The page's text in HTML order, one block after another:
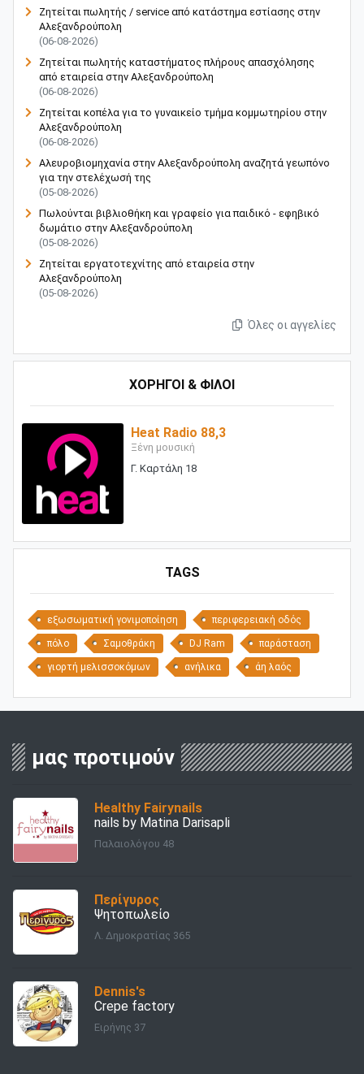
Ζητείται πωλητής / service από κατάστημα εστίασης στην
Αλεξανδρούπολη
(06-08-2026)
Ζητείται πωλητής καταστήματος πλήρους απασχόλησης
από εταιρεία στην Αλεξανδρούπολη
(06-08-2026)
Ζητείται κοπέλα για το γυναικείο τμήμα κομμωτηρίου στην
Αλεξανδρούπολη
(06-08-2026)
Αλευροβιομηχανία στην Αλεξανδρούπολη αναζητά γεωπόνο
για την στελέχωσή της
(05-08-2026)
Πωλούνται βιβλιοθήκη και γραφείο για παιδικό - εφηβικό
δωμάτιο στην Αλεξανδρούπολη
(05-08-2026)
Ζητείται εργατοτεχνίτης από εταιρεία στην
Αλεξανδρούπολη
(05-08-2026)
Όλες οι αγγελίες
ΧΟΡΗΓΟΙ & ΦΙΛΟΙ
Heat Radio 88,3
Ξένη μουσική
Γ. Καρτάλη 18
TAGS
εξωσωματική γονιμοποίηση περιφερειακή οδός
πόλο Σαμοθράκη DJ Ram παράσταση
γιορτή μελισσοκόμων ανήλικα άη λαός
μας προτιμούν
Healthy Fairynails
nails by Matina Darisapli
Παλαιολόγου 48
Περίγυρος
Ψητοπωλείο
Λ. Δημοκρατίας 365
Dennis's
Crepe factory
Ειρήνης 37